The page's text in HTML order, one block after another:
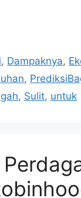
, Dampaknya,
,
, Sulit, untuk